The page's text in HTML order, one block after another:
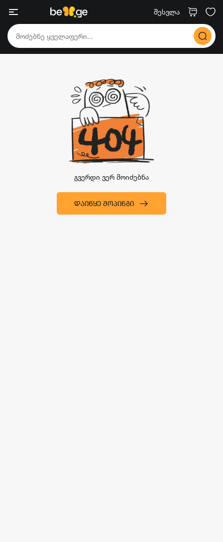
შესვლა
გვერდი ვერ მოიძებნა
ᲓᲐᲘᲬᲧᲔ ᲨᲝᲞᲘᲜᲒᲘ